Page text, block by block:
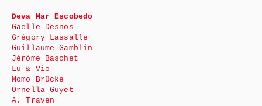
Deva Mar Escobedo
Gaëlle Desnos
Grégory Lassalle
Guillaume Gamblin
Jérôme Baschet
Lu & Vio
Momo Brücke
Ornella Guyet
A. Traven